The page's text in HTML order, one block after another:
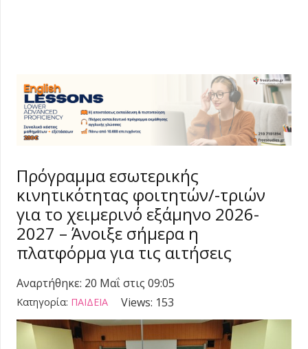
Πρόγραμμα εσωτερικής
κινητικότητας φοιτητών/-τριών
για το χειμερινό εξάμηνο 2026-
2027 – Άνοιξε σήμερα η
πλατφόρμα για τις αιτήσεις
Αναρτήθηκε: 20 Μαΐ στις 09:05
Κατηγορία: ΠΑΙΔΕΙΑ Views: 153